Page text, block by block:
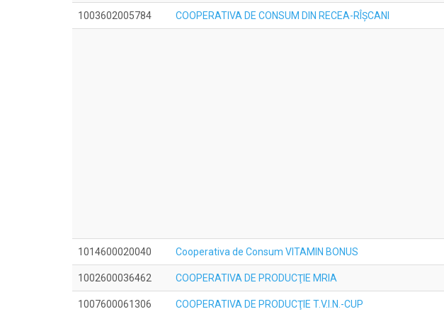
1003602005784 COOPERATIVA DE CONSUM DIN RECEA-RÎŞCANI
1014600020040 Cooperativa de Consum VITAMIN BONUS
1002600036462 COOPERATIVA DE PRODUCŢIE MRIA
1007600061306 COOPERATIVA DE PRODUCŢIE T.V.I.N.-CUP